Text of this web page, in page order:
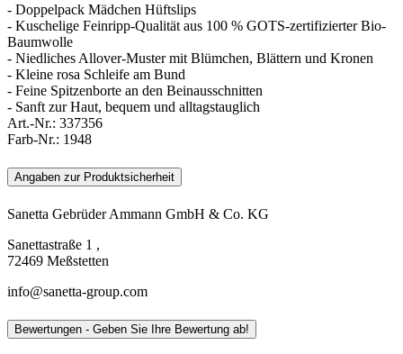
- Doppelpack Mädchen Hüftslips
- Kuschelige Feinripp-Qualität aus 100 % GOTS-zertifizierter Bio-
Baumwolle
- Niedliches Allover-Muster mit Blümchen, Blättern und Kronen
- Kleine rosa Schleife am Bund
- Feine Spitzenborte an den Beinausschnitten
- Sanft zur Haut, bequem und alltagstauglich
Art.-Nr.: 337356
Farb-Nr.: 1948
Angaben zur Produktsicherheit
Sanetta Gebrüder Ammann GmbH & Co. KG
Sanettastraße 1 ,
72469 Meßstetten
info@sanetta-group.com
Bewertungen - Geben Sie Ihre Bewertung ab!